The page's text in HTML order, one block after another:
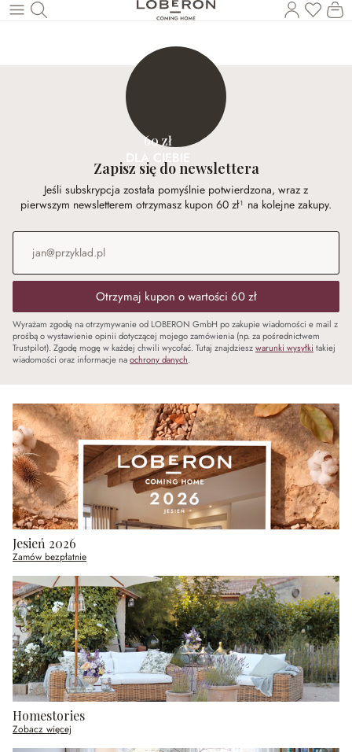
Wróć do wątku głównego
Masz
60 zł
DLA CIEBIE
Zapisz się do newslettera
Jeśli subskrypcja została pomyślnie potwierdzona, wraz z
pierwszym newsletterem otrzymasz kupon 60 zł¹ na kolejne zakupy.
Adres e-mail
Otrzymaj kupon o wartości 60 zł
Wyrażam zgodę na otrzymywanie od LOBERON GmbH po zakupie wiadomości e mail z
prośbą o wystawienie opinii dotyczącej mojego zamówienia (np. za pośrednictwem
Trustpilot). Zgodę mogę w każdej chwili wycofać. Tutaj znajdzieszwarunki wysyłki takiej
wiadomości oraz informacje naochrony danych.
Jesień 2026
Zamów bezpłatnie
Homestories
Zobacz więcej